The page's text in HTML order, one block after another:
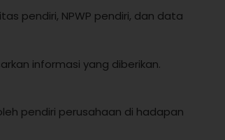
pendiri, NPWP pendiri, dan data
informasi yang diberikan.
pendiri perusahaan di hadapan